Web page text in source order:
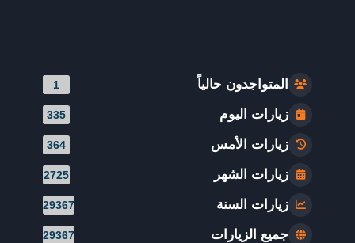
المتواجدون حالياً 1
زيارات اليوم 335
زيارات الأمس 364
زيارات الشهر 2725
زيارات السنة 29367
جميع الزيارات 29367